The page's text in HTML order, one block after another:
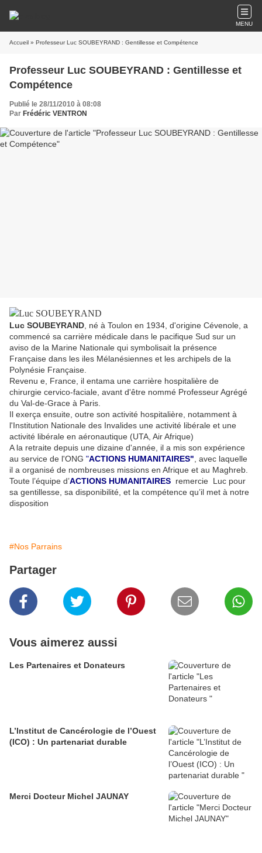
MENU
Accueil » Professeur Luc SOUBEYRAND : Gentillesse et Compétence
Professeur Luc SOUBEYRAND : Gentillesse et
Compétence
Publié le 28/11/2010 à 08:08
Par Frédéric VENTRON
Luc SOUBEYRAND , né à Toulon en 1934, d'origine Cévenole, a
commencé sa carrière médicale dans le pacifique Sud sur un
aviso de la Marine Nationale qui symbolisait la présence
Française dans les iles Mélanésiennes et les archipels de la
Polynésie Française.
Revenu e, France, il entama une carrière hospitalière de
chirurgie cervico-faciale, avant d'être nommé Professeur Agrégé
du Val-de-Grace à Paris.
Il exerça ensuite, outre son activité hospitalière, notamment à
l'Institution Nationale des Invalides une activité libérale et une
activité libérale en aéronautique (UTA, Air Afrique)
A la retraite depuis une dizaine d'année, il a mis son expérience
au service de l'ONG "ACTIONS HUMANITAIRES" , avec laquelle
il a organisé de nombreuses missions en Afrique et au Maghreb.
Toute l’équipe d’ACTIONS HUMANITAIRES remercie Luc pour
sa gentillesse, sa disponibilité, et la compétence qu’il met à notre
disposition
#Nos Parrains
Partager
Vous aimerez aussi
Les Partenaires et Donateurs
L’Institut de Cancérologie de l’Ouest
(ICO) : Un partenariat durable
Merci Docteur Michel JAUNAY